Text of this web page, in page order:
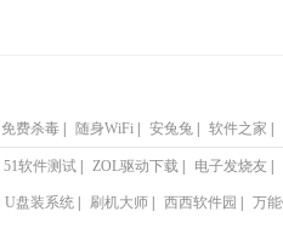
免费杀毒| 随身WiFi| 安兔兔| 软件之家
51软件测试| ZOL驱动下载| 电子发烧友|
U盘装系统| 刷机大师| 西西软件园 万